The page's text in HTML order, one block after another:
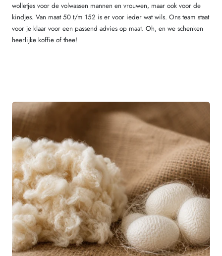
wolletjes voor de volwassen mannen en vrouwen, maar ook voor de
kindjes. Van maat 50 t/m 152 is er voor ieder wat wils. Ons team staat
voor je klaar voor een passend advies op maat. Oh, en we schenken
heerlijke koffie of thee!